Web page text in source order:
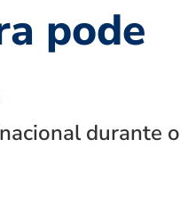
pode
durante o